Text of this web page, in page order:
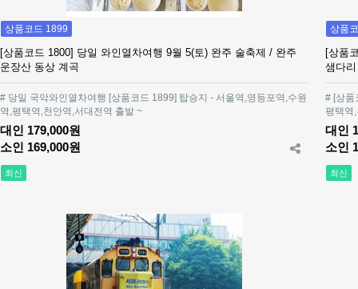
상품코드 1899
[상품코드 1800] 당일 와인열차여행 9월 5(토) 완주 술축제 / 완주
운장산 동상 계곡
# 당일 국악와인열차여행 [상품코드 1899] 탑승지 - 서울역,영등포역,수원
역,평택역,천안역,서대전역 출발 ~
대인 179,000원
소인 169,000원
최신
상품
[상품
샘다
# [상품
평택역
대인
소인
최신